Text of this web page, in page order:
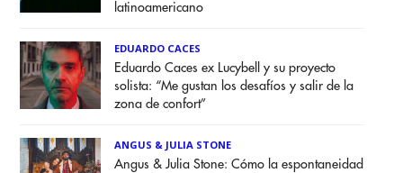
latinoamericano
EDUARDO CACES
Eduardo Caces ex Lucybell y su proyecto
solista: “Me gustan los desafíos y salir de la
zona de confort”
ANGUS & JULIA STONE
Angus & Julia Stone: Cómo la espontaneidad